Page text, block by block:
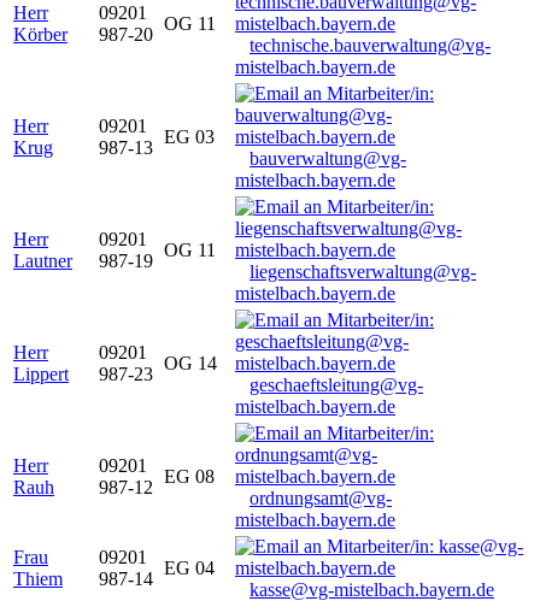
Herr
Körber
09201
987-20
OG 11
technische.bauverwaltung@vg-
mistelbach.bayern.de
Herr
Krug
09201
987-13
EG 03
bauverwaltung@vg-
mistelbach.bayern.de
Herr
Lautner
09201
987-19
OG 11
liegenschaftsverwaltung@vg-
mistelbach.bayern.de
Herr
Lippert
09201
987-23
OG 14
geschaeftsleitung@vg-
mistelbach.bayern.de
Herr
Rauh
09201
987-12
EG 08
ordnungsamt@vg-
mistelbach.bayern.de
Frau
Thiem
09201
987-14
EG 04
kasse@vg-mistelbach.bayern.de